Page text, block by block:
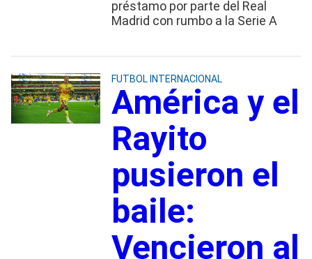
préstamo por parte del Real
Madrid con rumbo a la Serie A
FUTBOL INTERNACIONAL
América y el
Rayito
pusieron el
baile:
Vencieron al